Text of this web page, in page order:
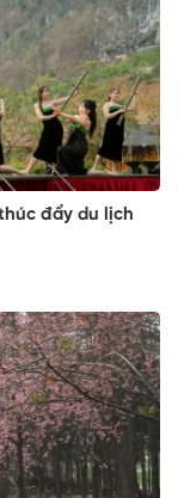
đẩy du lịch